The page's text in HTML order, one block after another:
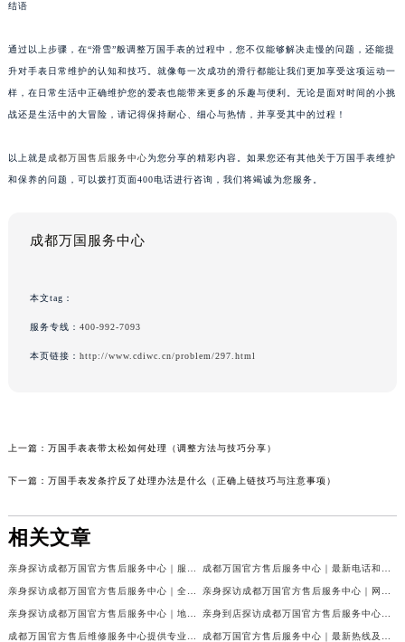
结语
通过以上步骤，在“滑雪”般调整万国手表的过程中，您不仅能够解决走慢的问题，还能提
升对手表日常维护的认知和技巧。就像每一次成功的滑行都能让我们更加享受这项运动一
样，在日常生活中正确维护您的爱表也能带来更多的乐趣与便利。无论是面对时间的小挑
战还是生活中的大冒险，请记得保持耐心、细心与热情，并享受其中的过程！
以上就是 成都万国售后服务中心为您分享的精彩内容。如果您还有其他关于万国手表维护
和保养的问题，可以拨打页面400电话进行咨询，我们将竭诚为您服务。
成都万国服务中心
本文tag：
服务专线： 400-992-7093
本页链接： http://www.cdiwc.cn/problem/297.html
上一篇： 万国手表表带太松如何处理（调整方法与技巧分享）
下一篇： 万国手表发条拧反了处理办法是什么（正确上链技巧与注意事项）
相关文章
亲身探访成都万国官方售后服务中心｜服务热线及完整地址（2026年7月最新） 成都万国官方售后服务中心｜最新电话和官方维修地址权威信息公示（2026年7月最新）
亲身探访成都万国官方售后服务中心｜全新地址与官方电话（2026年7月最新） 亲身探访成都万国官方售后服务中心｜网点地址与客服电话（2026年7月最新）
亲身探访成都万国官方售后服务中心｜地址及官方联系电话（2026年7月最新） 亲身到店探访成都万国官方售后服务中心｜官方地址与维修热线（2026年7月最新）
成都万国官方售后维修服务中心提供专业手表保养服务权威公示（2026年7月最新） 成都万国官方售后服务中心｜最新热线及维修地址权威信息公示（2026年7月最新）